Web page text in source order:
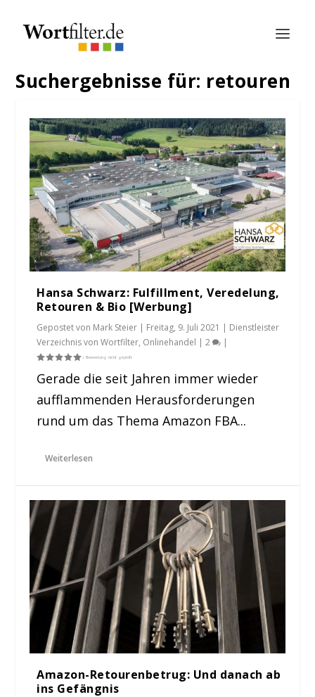
Suchergebnisse für: retouren
Hansa Schwarz: Fulfillment, Veredelung,
Retouren & Bio [Werbung]
Gepostet von Mark Steier | Freitag, 9. Juli 2021 | Dienstleister
Verzeichnis von Wortfilter, Onlinehandel |2 |
Gerade die seit Jahren immer wieder
aufflammenden Herausforderungen
rund um das Thema Amazon FBA...
Weiterlesen
Amazon-Retourenbetrug: Und danach ab
ins Gefängnis